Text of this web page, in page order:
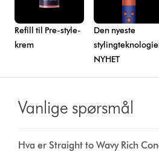
Refill til Pre-style-
krem
Den nyeste
NYHET
Vanlige spørsmål
Hva er Straight to Wavy Rich